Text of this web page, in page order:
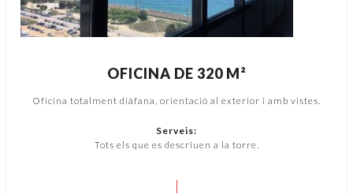
OFICINA DE 320 M²
Oficina totalment diàfana, orientació al exterior i amb vistes.
Serveis:
Tots els que es descriuen a la torre.